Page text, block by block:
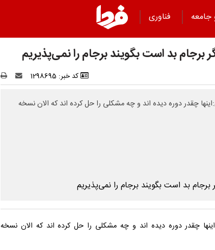
فناوری
برجام بد است بگویند برجام را نمی‌پذیریم
کد خبر: 1298695
چقدر دوره دیده اند و چه مشکلی را حل کرده اند که الان نسخه
چقدر دوره دیده اند و چه مشکلی را حل کرده اند که الان نسخه